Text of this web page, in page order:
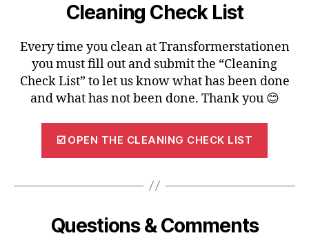
Cleaning Check List
Every time you clean at Transformerstationen
you must fill out and submit the “Cleaning
Check List” to let us know what has been done
and what has not been done. Thank you 😊
☑️ OPEN THE CLEANING CHECK LIST
Questions & Comments